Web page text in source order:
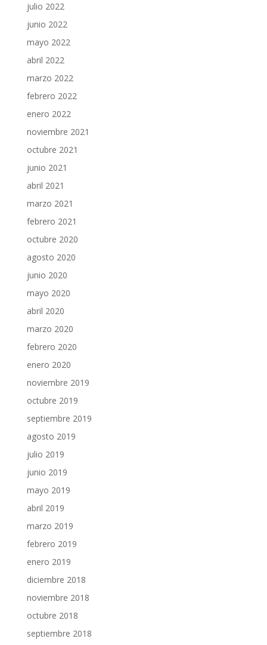
julio 2022
junio 2022
mayo 2022
abril 2022
marzo 2022
febrero 2022
enero 2022
noviembre 2021
octubre 2021
junio 2021
abril 2021
marzo 2021
febrero 2021
octubre 2020
agosto 2020
junio 2020
mayo 2020
abril 2020
marzo 2020
febrero 2020
enero 2020
noviembre 2019
octubre 2019
septiembre 2019
agosto 2019
julio 2019
junio 2019
mayo 2019
abril 2019
marzo 2019
febrero 2019
enero 2019
diciembre 2018
noviembre 2018
octubre 2018
septiembre 2018